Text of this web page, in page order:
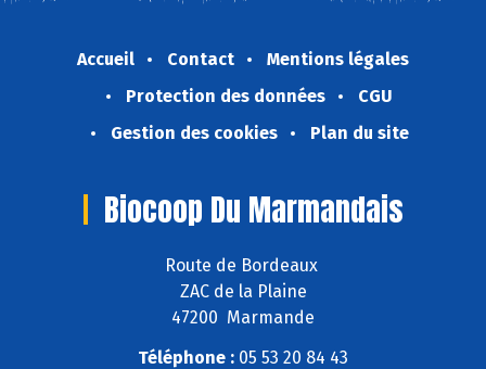
Accueil Contact
Mentions légales
Protection des données
CGU
Gestion des cookies
Plan du site
Biocoop Du Marmandais
Route de Bordeaux
ZAC de la Plaine
47200 Marmande
Téléphone : 05 53 20 84 43